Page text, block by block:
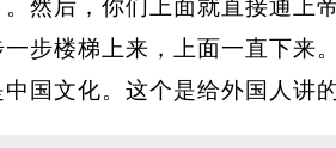
然后，你们上面就直接通上
步楼梯上来，上面一直下来
国文化。这个是给外国人讲的